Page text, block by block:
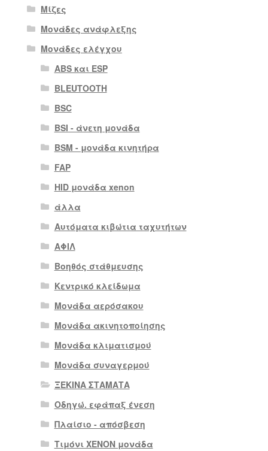
Μίζες
Μονάδες ανάφλεξης
Μονάδες ελέγχου
ABS και ESP
BLEUTOOTH
BSC
BSI - άνετη μονάδα
BSM - μονάδα κινητήρα
FAP
HID μονάδα xenon
άλλα
Αυτόματα κιβώτια ταχυτήτων
ΑΦΙΛ
Βοηθός στάθμευσης
Κεντρικό κλείδωμα
Μονάδα αερόσακου
Μονάδα ακινητοποίησης
Μονάδα κλιματισμού
Μονάδα συναγερμού
ΞΕΚΙΝΑ ΣΤΑΜΑΤΑ
Οδηγώ. εφάπαξ ένεση
Πλαίσιο - απόσβεση
Τιμόνι XENON μονάδα